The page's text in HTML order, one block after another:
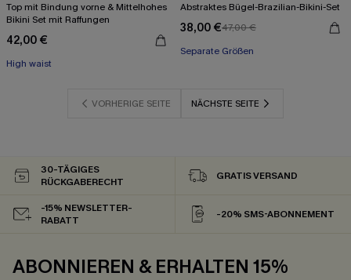
Top mit Bindung vorne & Mittelhohes
Bikini Set mit Raffungen
42,00 €
High waist
Abstraktes Bügel-Brazilian-Bikini-Set
38,00 €47,00 €
Separate Größen
VORHERIGE SEITE NÄCHSTE SEITE
30-TÄGIGES
RÜCKGABERECHT
GRATIS VERSAND
-15% NEWSLETTER-
RABATT
-20% SMS-ABONNEMENT
ABONNIEREN & ERHALTEN 15%